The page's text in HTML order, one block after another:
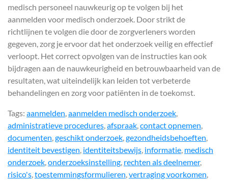
medisch personeel nauwkeurig op te volgen bij het
aanmelden voor medisch onderzoek. Door strikt de
richtlijnen te volgen die door de zorgverleners worden
gegeven, zorg je ervoor dat het onderzoek veilig en effectief
verloopt. Het correct opvolgen van de instructies kan ook
bijdragen aan de nauwkeurigheid en betrouwbaarheid van de
resultaten, wat uiteindelijk kan leiden tot verbeterde
behandelingen en zorg voor patiënten in de toekomst.
Tags: aanmelden,aanmelden medisch onderzoek,
administratieve procedures,afspraak,contact opnemen,
documenten,geschikt onderzoek,gezondheidsbehoeften,
identiteit bevestigen, identiteitsbewijs, informatie, medisch
onderzoek,onderzoeksinstelling, rechten als deelnemer,
risico's,toestemmingsformulieren,vertraging voorkomen,